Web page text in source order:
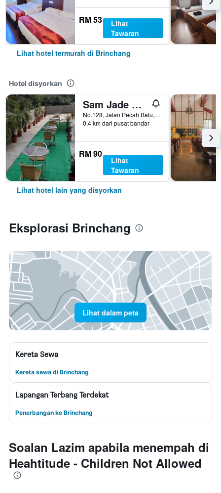
RM 53
Lihat
Tawaran
Lihat hotel termurah di Brinchang
Hotel disyorkan
Sam Jade Guest House
No.128, Jalan Pecah Batu, Brinchang, Malaysia
0.4 km dari pusat bandar
RM 90
Lihat
Tawaran
Lihat hotel lain yang disyorkan
Eksplorasi Brinchang
Lihat dalam peta
Kereta Sewa
Kereta sewa di Brinchang
Lapangan Terbang Terdekat
Penerbangan ke Brinchang
Soalan Lazim apabila menempah di
Heahtitude - Children Not Allowed